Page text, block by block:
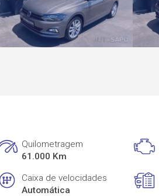
Quilometragem
61.000 Km
Caixa de velocidades
Automática